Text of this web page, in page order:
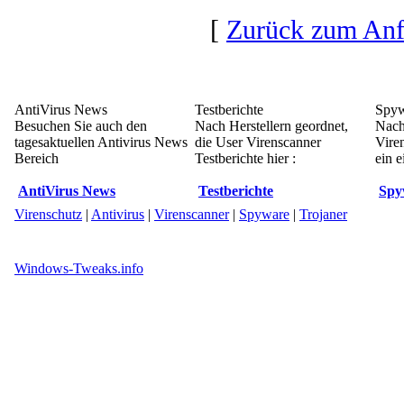
[ Zurück zum
AntiVirus News
Besuchen Sie auch den
tagesaktuellen Antivirus News
Bereich
AntiVirus News
Testberichte
Nach Herstellern geordnet,
die User Virenscanner
Testberichte hier :
Testberichte
ein
Virenschutz | Antivirus | Virenscanner| Spyware | Trojaner
Windows-Tweaks.info